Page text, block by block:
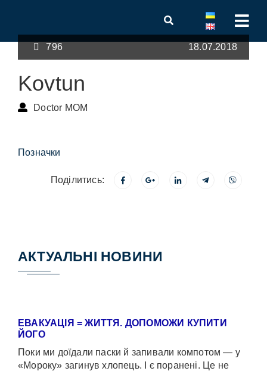
796 18.07.2018
Kovtun
Doctor MOM
Позначки
Поділитись:
АКТУАЛЬНІ НОВИНИ
ЕВАКУАЦІЯ = ЖИТТЯ. ДОПОМОЖИ КУПИТИ
ЙОГО
Поки ми доїдали паски й запивали компотом — у
«Мороку» загинув хлопець. І є поранені. Це не